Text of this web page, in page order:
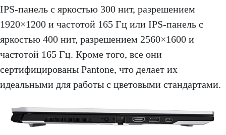
IPS-панель с яркостью 300 нит, разрешением
1920×1200 и частотой 165 Гц или IPS-панель с
яркостью 400 нит, разрешением 2560×1600 и
частотой 165 Гц. Кроме того, все они
сертифицированы Pantone, что делает их
идеальными для работы с цветовыми стандартами.